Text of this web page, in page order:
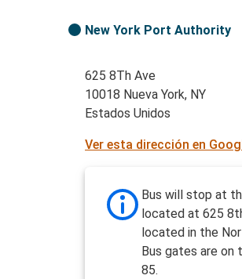
New York Port Authority
625 8Th Ave
10018 Nueva York, NY
Estados Unidos
Ver esta dirección en
Bus will stop at
located at 625
located in the
Bus gates are on
85.